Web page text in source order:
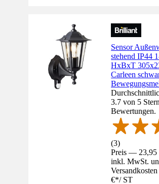
Sensor
stehend IP44
HxBxT
Carleen
3.7 von 5
Bewertungen.
(3)
Preis — 23,95
inkl. MwSt.
€*/ ST